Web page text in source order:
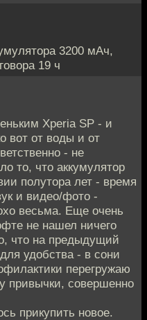
3200 мАч,
19 ч
Xperia SP - и
вот от воды и от
- не
то, что аккумулятор
полутора лет - время
и видео/фото -
весьма. Еще очень
не нашел ничего
что на предыдущий
удобства - в сони
перегружаю
привычки, совершенно
прикупить новое.